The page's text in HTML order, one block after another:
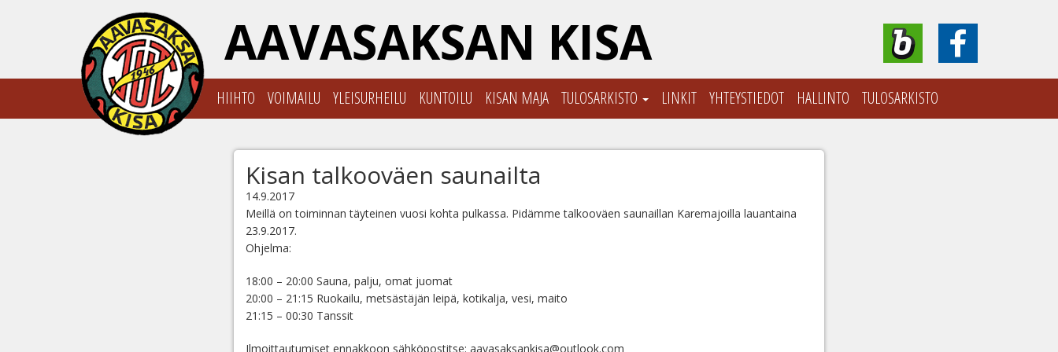
AAVASAKSAN KISA
HIIHTO VOIMAILU YLEISURHEILU KUNTOILU KISAN MAJA TULOSARKISTO LINKIT YHTEYSTIEDOT HALLINTO TULOSARKISTO
Kisan talkooväen saunailta
14.9.2017
Meillä on toiminnan täyteinen vuosi kohta pulkassa. Pidämme talkooväen saunaillan Karemajoilla lauantaina
23.9.2017.
Ohjelma:
18:00 – 20:00 Sauna, palju, omat juomat
20:00 – 21:15 Ruokailu, metsästäjän leipä, kotikalja, vesi, maito
21:15 – 00:30 Tanssit
Ilmoittautumiset ennakkoon sähköpostitse: aavasaksankisa@outlook.com